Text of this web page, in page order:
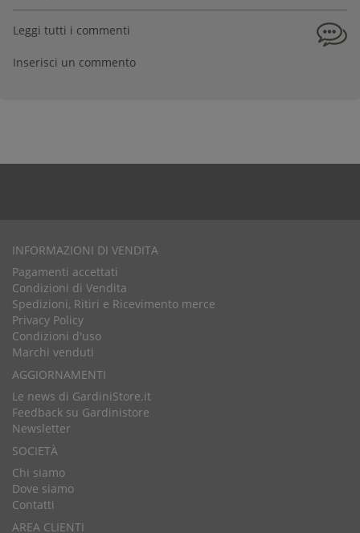
Leggi tutti i commenti
Inserisci un commento
INFORMAZIONI DI VENDITA
Pagamenti accettati
Condizioni di Vendita
Spedizioni, Ritiri e Ricevimento merce
Privacy Policy
Condizioni d'uso
Marchi venduti
AGGIORNAMENTI
Le news di GardiniStore.it
Feedback su Gardinistore
Newsletter
SOCIETÀ
Chi siamo
Dove siamo
Contatti
AREA CLIENTI